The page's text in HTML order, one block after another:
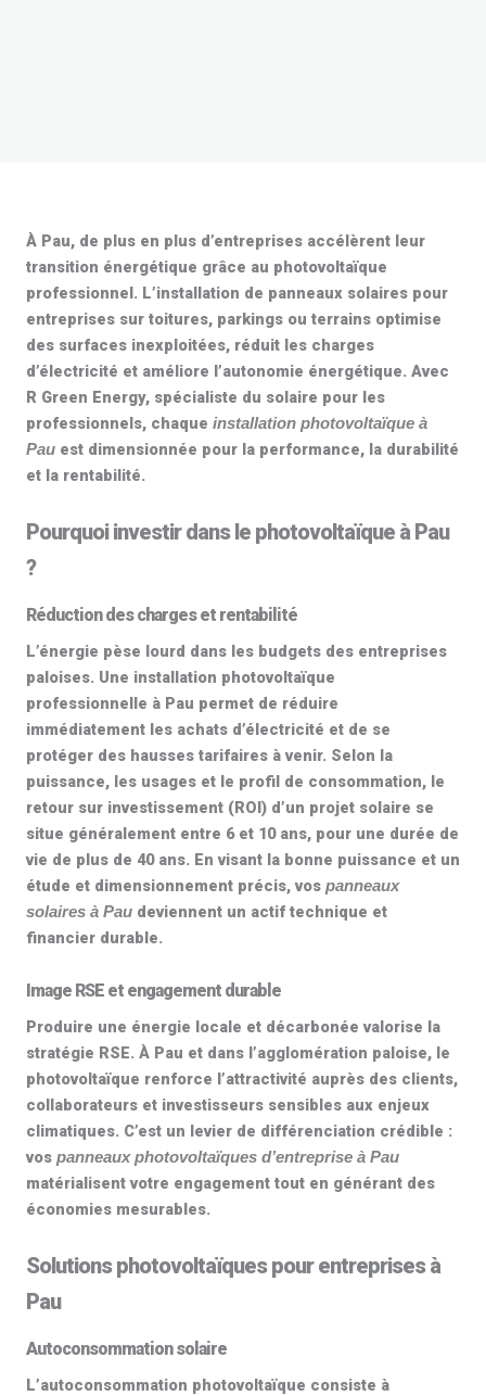
À Pau, de plus en plus d’entreprises accélèrent leur
transition énergétique grâce au photovoltaïque
professionnel. L’installation de panneaux solaires pour
entreprises sur toitures, parkings ou terrains optimise
des surfaces inexploitées, réduit les charges
d’électricité et améliore l’autonomie énergétique. Avec
R Green Energy, spécialiste du solaire pour les
professionnels, chaque installation photovoltaïque à
Pau est dimensionnée pour la performance, la durabilité
et la rentabilité.
Pourquoi investir dans le photovoltaïque à Pau
?
Réduction des charges et rentabilité
L’énergie pèse lourd dans les budgets des entreprises
paloises. Une installation photovoltaïque
professionnelle à Pau permet de réduire
immédiatement les achats d’électricité et de se
protéger des hausses tarifaires à venir. Selon la
puissance, les usages et le profil de consommation, le
retour sur investissement (ROI) d’un projet solaire se
situe généralement entre 6 et 10 ans, pour une durée de
vie de plus de 40 ans. En visant la bonne puissance et un
étude et dimensionnement précis, vos panneaux
solaires à Pau deviennent un actif technique et
financier durable.
Image RSE et engagement durable
Produire une énergie locale et décarbonée valorise la
stratégie RSE. À Pau et dans l’agglomération paloise, le
photovoltaïque renforce l’attractivité auprès des clients,
collaborateurs et investisseurs sensibles aux enjeux
climatiques. C’est un levier de différenciation crédible :
vos panneaux photovoltaïques d’entreprise à Pau
matérialisent votre engagement tout en générant des
économies mesurables.
Solutions photovoltaïques pour entreprises à
Pau
Autoconsommation solaire
L’autoconsommation photovoltaïque consiste à